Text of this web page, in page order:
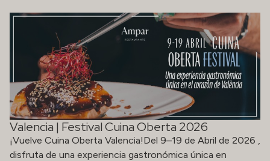
Valencia | Festival Cuina Oberta 2026
¡Vuelve Cuina Oberta Valencia!Del 9–19 de Abril de 2026 ,
disfruta de una experiencia gastronómica única en